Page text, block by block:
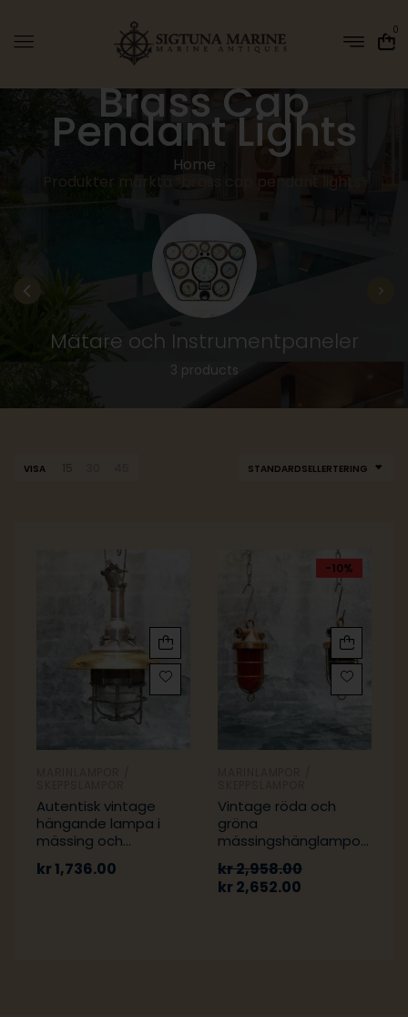
0
Brass Cap
Pendant Lights
Home
Produkter märkta ”brass cap pendant lights”
Mätare och Instrumentpaneler
3 products
STANDARDSELLERTERING
VISA
Autentisk vintage
hängande lampa i
mässing och
mössa
kr1,736.00
-10%
Vintage röda och
gröna
mässingshänglampor
styrbord, par
kr2,958.00
kr2,652.00